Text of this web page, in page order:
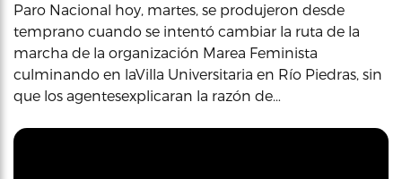
Paro Nacional hoy, martes, se produjeron desde
temprano cuando se intentó cambiar la ruta de la
marcha de la organización Marea Feminista
culminando en laVilla Universitaria en Río Piedras, sin
que los agentesexplicaran la razón de…